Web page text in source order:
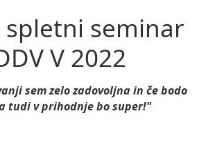
spletni seminar
V 2022
sem zelo zadovoljna in če bodo
tudi v prihodnje bo super!"